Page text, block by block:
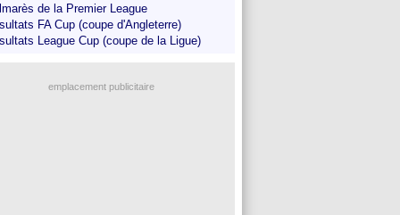
de la Premier League
FA Cup (coupe d'Angleterre)
League Cup (coupe de la Ligue)
emplacement publicitaire